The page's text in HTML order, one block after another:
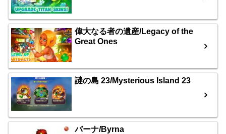
偉大なる者の遺産/Legacy of the
Great Ones
謎の島 23/Mysterious Island 23
バーナ/Byrna